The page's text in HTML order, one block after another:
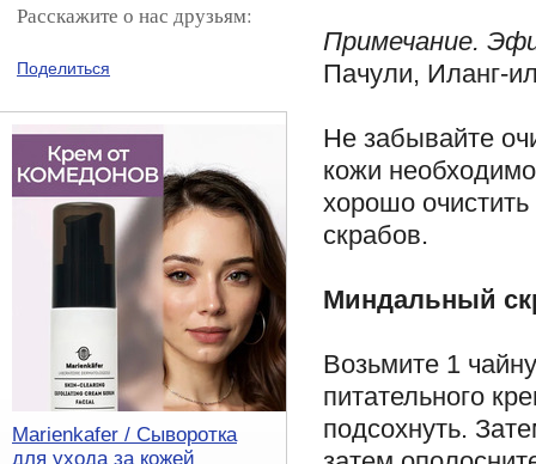
Примечание.
Пачули, Иланг-
Не забывайте
кожи
хорошо
скрабов.
Миндальный
Возьмите 1
питательного
подсохнуть.
Расскажите о нас друзьям:
Поделиться
Marienkafer / Сыворотка
для ухода за кожей